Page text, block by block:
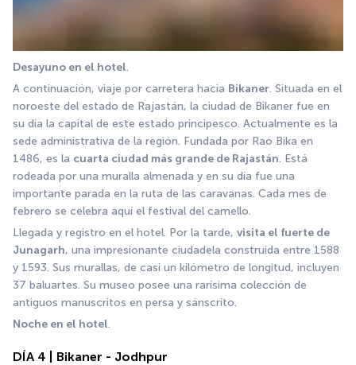
Desayuno en el hotel.
A continuación, viaje por carretera hacia Bikaner. Situada en el
noroeste del estado de Rajastán, la ciudad de Bikaner fue en
su día la capital de este estado principesco. Actualmente es la
sede administrativa de la región. Fundada por Rao Bika en
1486, es la cuarta ciudad más grande de Rajastán. Está
rodeada por una muralla almenada y en su día fue una
importante parada en la ruta de las caravanas. Cada mes de
febrero se celebra aquí el festival del camello.
Llegada y registro en el hotel. Por la tarde, visita el fuerte de
Junagarh, una impresionante ciudadela construida entre 1588
y 1593. Sus murallas, de casi un kilómetro de longitud, incluyen
37 baluartes. Su museo posee una rarísima colección de
antiguos manuscritos en persa y sánscrito.
Noche en el hotel.
DÍA 4 | Bikaner - Jodhpur